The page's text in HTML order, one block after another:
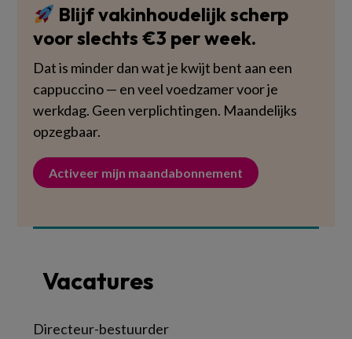
Blijf vakinhoudelijk scherp
voor slechts €3 per week.
Dat is minder dan wat je kwijt bent aan een
cappuccino — en veel voedzamer voor je
werkdag. Geen verplichtingen. Maandelijks
opzegbaar.
Activeer mijn maandabonnement
Vacatures
Directeur-bestuurder